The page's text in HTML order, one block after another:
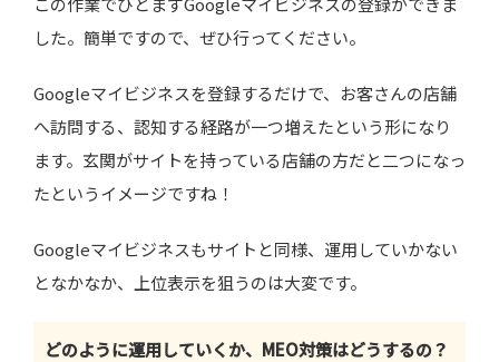
した。簡単ですので、ぜひ行ってください。
Googleマイビジネスを登録するだけで、お客さんの店舗
へ訪問する、認知する経路が一つ増えたという形になり
ます。玄関がサイトを持っている店舗の方だと二つになっ
たというイメージですね！
Googleマイビジネスもサイトと同様、運用していかない
となかなか、上位表示を狙うのは大変です。
どのように運用していくか、MEO対策はどうするの？